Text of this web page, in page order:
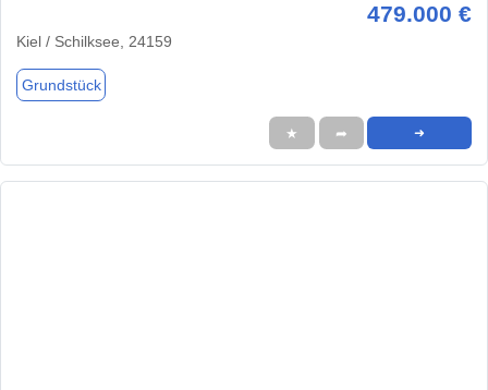
479.000 €
Kiel / Schilksee, 24159
Grundstück
★ ➦ ➜